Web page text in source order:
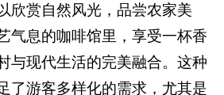
欣赏自然风光，品尝农家美
气息的咖啡馆里，享受一杯香
与现代生活的完美融合。这种
了游客多样化的需求，尤其是